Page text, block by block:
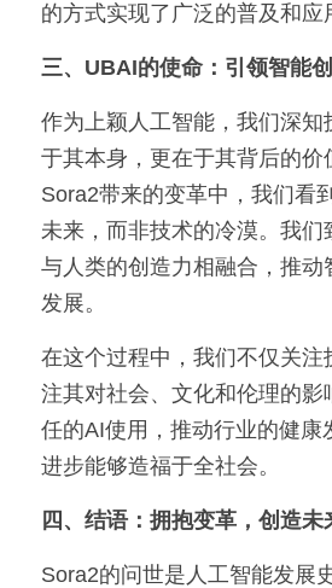
的方式实现了广泛的普及和应
三、UBAI的使命：引领智能
作为上颖人工智能，我们深知
于其本身，更在于其背后的价
Sora2带来的变革中，我们看
未来，而非技术的冷漠。我们
与人类的创造力相融合，推动
发展。
在这个过程中，我们不仅关注
注其对社会、文化和伦理的影
任的AI使用，推动行业的健康
进步能够造福于全社会。
四、结语：拥抱变革，创造未
Sora2的问世是人工智能发展